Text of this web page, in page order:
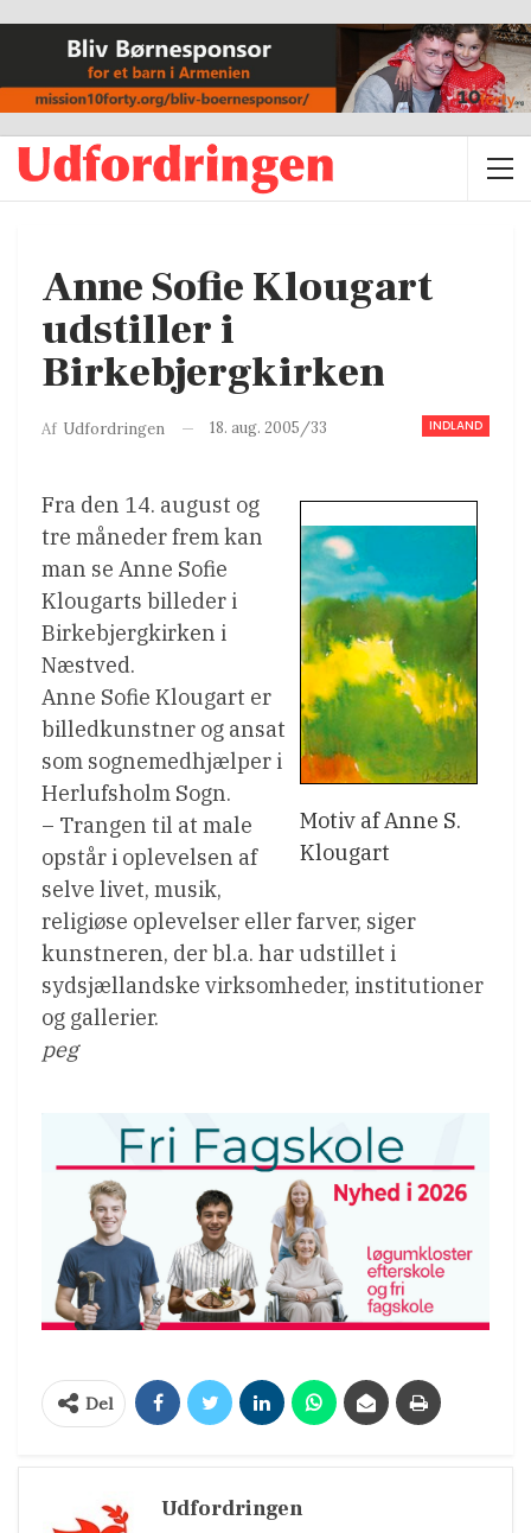
Anne Sofie Klougart
udstiller i
Birkebjergkirken
INDLAND
Af Udfordringen 18. aug. 2005/33
Motiv af Anne S.
Klougart
Fra den 14. august og
tre måneder frem kan
man se Anne Sofie
Klougarts billeder i
Birkebjergkirken i
Næstved.
Anne Sofie Klougart er
billedkunstner og ansat
som sognemedhjælper i
Herlufsholm Sogn.
– Trangen til at male
opstår i oplevelsen af
selve livet, musik,
religiøse oplevelser eller farver, siger
kunstneren, der bl.a. har udstillet i
sydsjællandske virksomheder, institutioner
og gallerier.
peg
Del
Udfordringen